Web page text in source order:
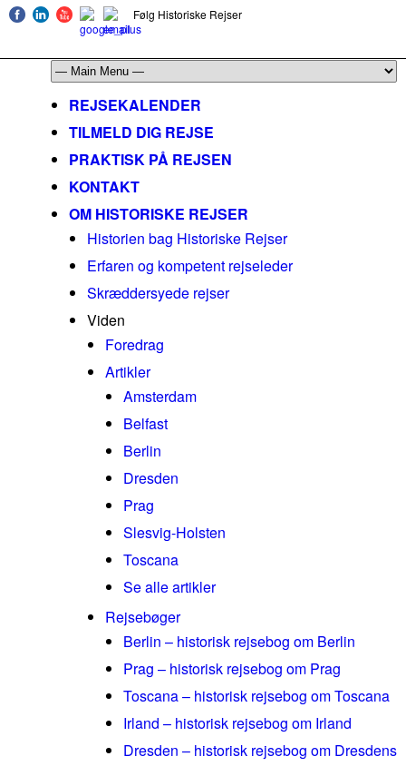
Følg Historiske Rejser
REJSEKALENDER
TILMELD DIG REJSE
PRAKTISK PÅ REJSEN
KONTAKT
OM HISTORISKE REJSER
Historien bag Historiske Rejser
Erfaren og kompetent rejseleder
Skræddersyede rejser
Viden
Foredrag
Artikler
Amsterdam
Belfast
Berlin
Dresden
Prag
Slesvig-Holsten
Toscana
Se alle artikler
Rejsebøger
Berlin – historisk rejsebog om Berlin
Prag – historisk rejsebog om Prag
Toscana – historisk rejsebog om Toscana
Irland – historisk rejsebog om Irland
Dresden – historisk rejsebog om Dresdens